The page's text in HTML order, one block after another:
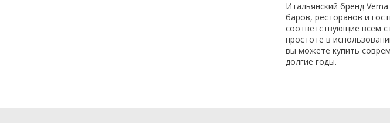
Итальянский бренд
баров, ресторанов и
соответствующие всем
простоте в
вы можете купить
долгие годы.